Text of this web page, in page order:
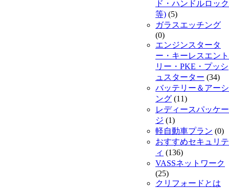
ド・ハンドルロック
等) (5)
ガラスエッチング
(0)
エンジンスタータ
ー・キーレスエント
リー・PKE・プッシ
ュスターター (34)
バッテリー＆アーシ
ング (11)
レディースパッケー
ジ (1)
軽自動車プラン (0)
おすすめセキュリテ
ィ (136)
VASSネットワーク
(25)
クリフォードとは